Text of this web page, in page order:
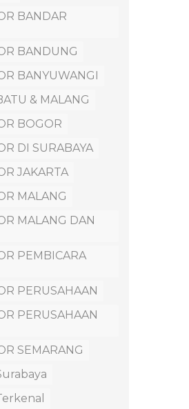
BANDAR
BANDUNG
BANYUWANGI
& MALANG
BOGOR
DI SURABAYA
JAKARTA
MALANG
MALANG DAN
PEMBICARA
PERUSAHAAN
PERUSAHAAN
SEMARANG